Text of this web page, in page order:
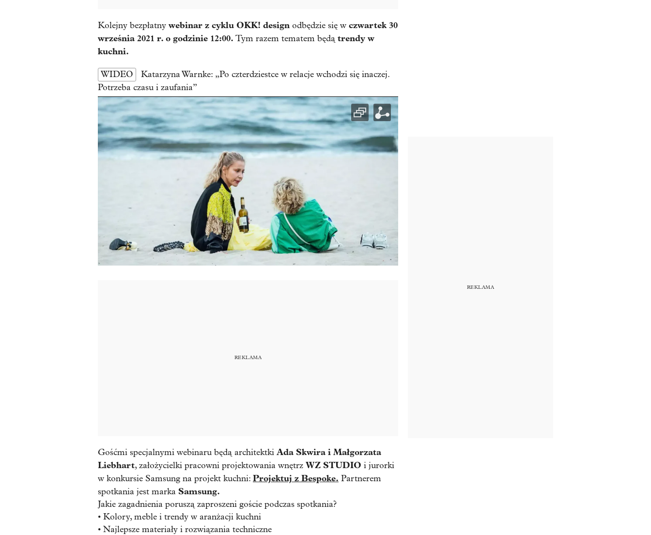
Kolejny bezpłatny webinar z cyklu OKK! design odbędzie się w czwartek 30
września 2021 r. o godzinie 12:00. Tym razem tematem będą trendy w
kuchni.
WIDEO
Katarzyna Warnke: „Po czterdziestce w relacje wchodzi się inaczej.
Potrzeba czasu i zaufania”
Gośćmi specjalnymi webinaru będą architektki Ada Skwira i Małgorzata
Liebhart, założycielki pracowni projektowania wnętrz WZ STUDIO i jurorki
w konkursie Samsung na projekt kuchni: Projektuj z Bespoke. Partnerem
spotkania jest marka Samsung.
Jakie zagadnienia poruszą zaproszeni goście podczas spotkania?
• Kolory, meble i trendy w aranżacji kuchni
• Najlepsze materiały i rozwiązania techniczne